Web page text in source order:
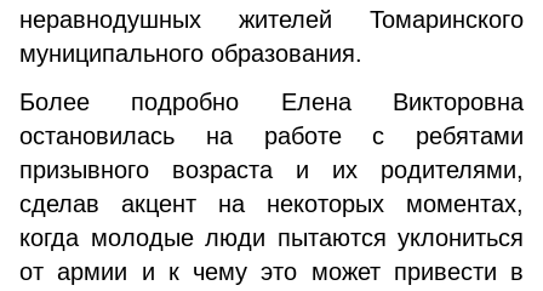
неравнодушных жителей Томаринского
муниципального образования.
Более подробно Елена Викторовна
остановилась на работе с ребятами
призывного возраста и их родителями,
сделав акцент на некоторых моментах,
когда молодые люди пытаются уклониться
от армии и к чему это может привести в